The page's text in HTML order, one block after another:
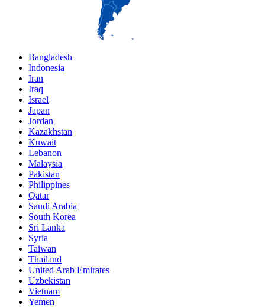
Bangladesh
Indonesia
Iran
Iraq
Israel
Japan
Jordan
Kazakhstan
Kuwait
Lebanon
Malaysia
Pakistan
Philippines
Qatar
Saudi Arabia
South Korea
Sri Lanka
Syria
Taiwan
Thailand
United Arab Emirates
Uzbekistan
Vietnam
Yemen